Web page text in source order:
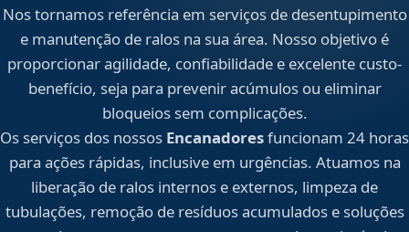
Nos tornamos referência em serviços de desentupimento
e manutenção de ralos na sua área. Nosso objetivo é
proporcionar agilidade, confiabilidade e excelente custo-
benefício, seja para prevenir acúmulos ou eliminar
bloqueios sem complicações.
Os serviços dos nossos Encanadoresfuncionam 24 horas
para ações rápidas, inclusive em urgências. Atuamos na
liberação de ralos internos e externos, limpeza de
tubulações, remoção de resíduos acumulados e soluções